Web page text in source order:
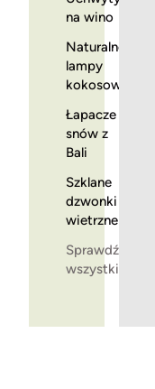
na wino
Naturalne
lampy
kokosowe
Łapacze
snów z
Bali
Szklane
dzwonki
wietrzne
Sprawdź
wszystkie